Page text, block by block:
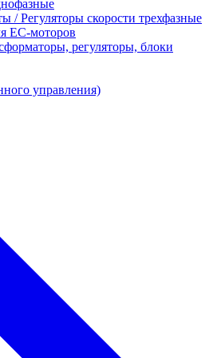
/ Регуляторы скорости трехфазные
ЕС-моторов
регуляторы, блоки
управления)